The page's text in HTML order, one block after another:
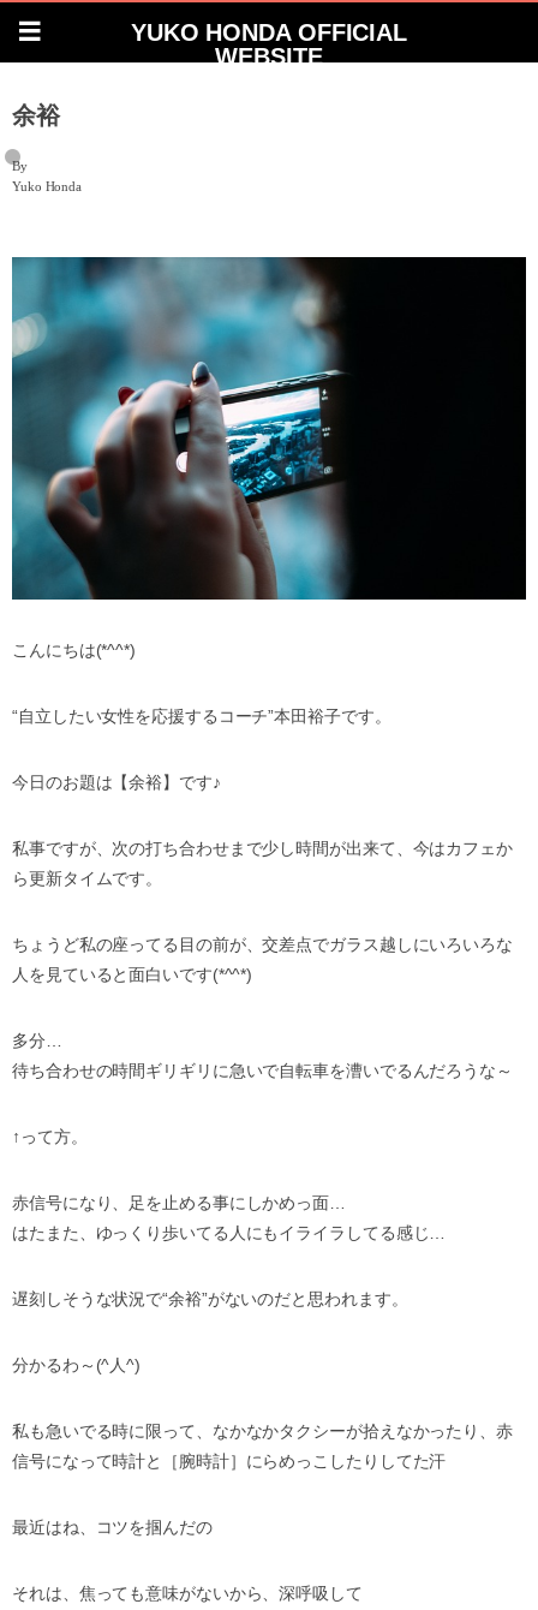
YUKO HONDA OFFICIAL
WEBSITE
余裕
By
Yuko Honda
こんにちは(*^^*)
“自立したい女性を応援するコーチ”本田裕子です。
今日のお題は【余裕】です♪
私事ですが、次の打ち合わせまで少し時間が出来て、今はカフェか
ら更新タイムです。
ちょうど私の座ってる目の前が、交差点でガラス越しにいろいろな
人を見ていると面白いです(*^^*)
多分…
待ち合わせの時間ギリギリに急いで自転車を漕いでるんだろうな～
↑って方。
赤信号になり、足を止める事にしかめっ面…
はたまた、ゆっくり歩いてる人にもイライラしてる感じ…
遅刻しそうな状況で“余裕”がないのだと思われます。
分かるわ～(^人^)
私も急いでる時に限って、なかなかタクシーが拾えなかったり、赤
信号になって時計と［腕時計］にらめっこしたりしてた汗
最近はね、コツを掴んだの
それは、焦っても意味がないから、深呼吸して